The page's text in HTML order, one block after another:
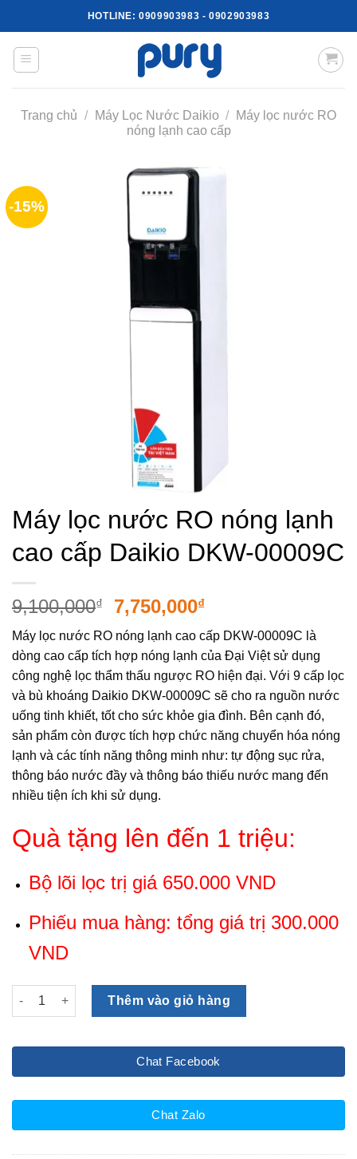
to
content
HOTLINE:0909903983 -0902903983
Trang chủ / Máy Lọc Nước Daikio /
Máy lọc nước RO
nóng lạnh cao cấp
-15%
Máy lọc nước RO nóng lạnh
cao cấp Daikio DKW-00009C
9,100,000₫
Giá
gốc
là:
9,100,000₫.
7,750,000₫Giá
hiện
tại
là:
7,750,000₫.
Máy lọc nước RO nóng lạnh cao cấp DKW-00009C là
dòng cao cấp tích hợp nóng lạnh của Đại Việt sử dụng
công nghệ lọc thẩm thấu ngược RO hiện đại. Với 9 cấp lọc
và bù khoáng Daikio DKW-00009C sẽ cho ra nguồn nước
uống tinh khiết, tốt cho sức khỏe gia đình. Bên cạnh đó,
sản phẩm còn được tích hợp chức năng chuyển hóa nóng
lạnh và các tính năng thông minh như: tự động sục rửa,
thông báo nước đầy và thông báo thiếu nước mang đến
nhiều tiện ích khi sử dụng.
Quà tặng lên đến 1 triệu:
Bộ lõi lọc trị giá 650.000 VND
Phiếu mua hàng: tổng giá trị 300.000
VND
Máy lọc nước RO nóng lạnh cao cấp Daikio DKW-00009C số
Thêm vào giỏ hàng
Chat Facebook
Chat Zalo